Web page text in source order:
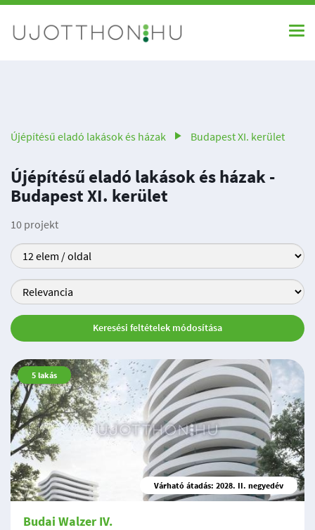
Újépítésű eladó lakások és házak Budapest XI. kerület
Újépítésű eladó lakások és házak -
Budapest XI. kerület
10 projekt
Keresési feltételek módosítása
5 lakás
Várható átadás: 2028. II. negyedév
Budai Walzer IV.